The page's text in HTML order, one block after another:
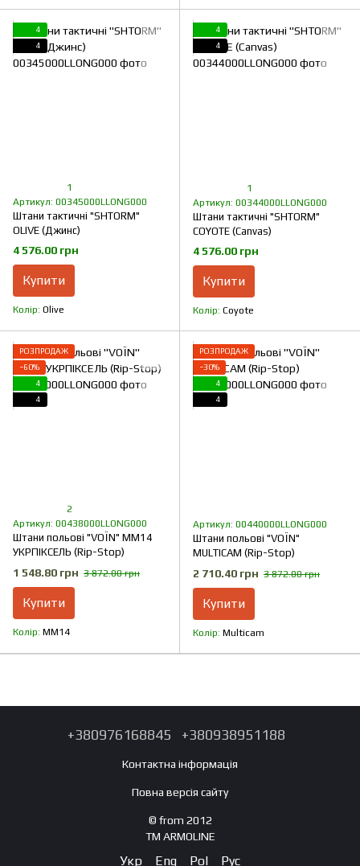
4
4
1
Артикул: 00345000LLONG000
Штани тактичні "SHTORM"
OLIVE (Джинс)
4 576.00 грн
Купити
Колір Olive
4
4
1
Артикул: 00344000LLONG000
Штани тактичні "SHTORM"
COYOTE (Canvas)
4 576.00 грн
Купити
Колір Coyote
РОЗПРОДАЖ
−60%
4
4
2
Артикул: 00438000LLONG000
Штани польові "VOЇN" MM14
УКРПІКСЕЛЬ (Rip-Stop)
1 548.80 грн 3 872.00 грн
Купити
Колір ММ14
РОЗПРОДАЖ
−30%
4
4
Артикул: 00440000LLONG000
Штани польові "VOЇN"
MULTICAM (Rip-Stop)
2 710.40 грн 3 872.00 грн
Купити
Колір Multicam
+380976168845 +380938951188
Контактна інформація
Повна версія сайту
© from 2012
TM ARMOLINE
Укр Eng Pol Рус